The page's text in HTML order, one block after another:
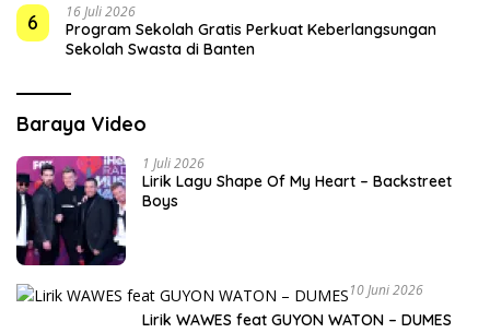
6 16 Juli 2026
Program Sekolah Gratis Perkuat Keberlangsungan
Sekolah Swasta di Banten
Baraya Video
1 Juli 2026
Lirik Lagu Shape Of My Heart – Backstreet
Boys
10 Juni 2026
Lirik WAWES feat GUYON WATON – DUMES